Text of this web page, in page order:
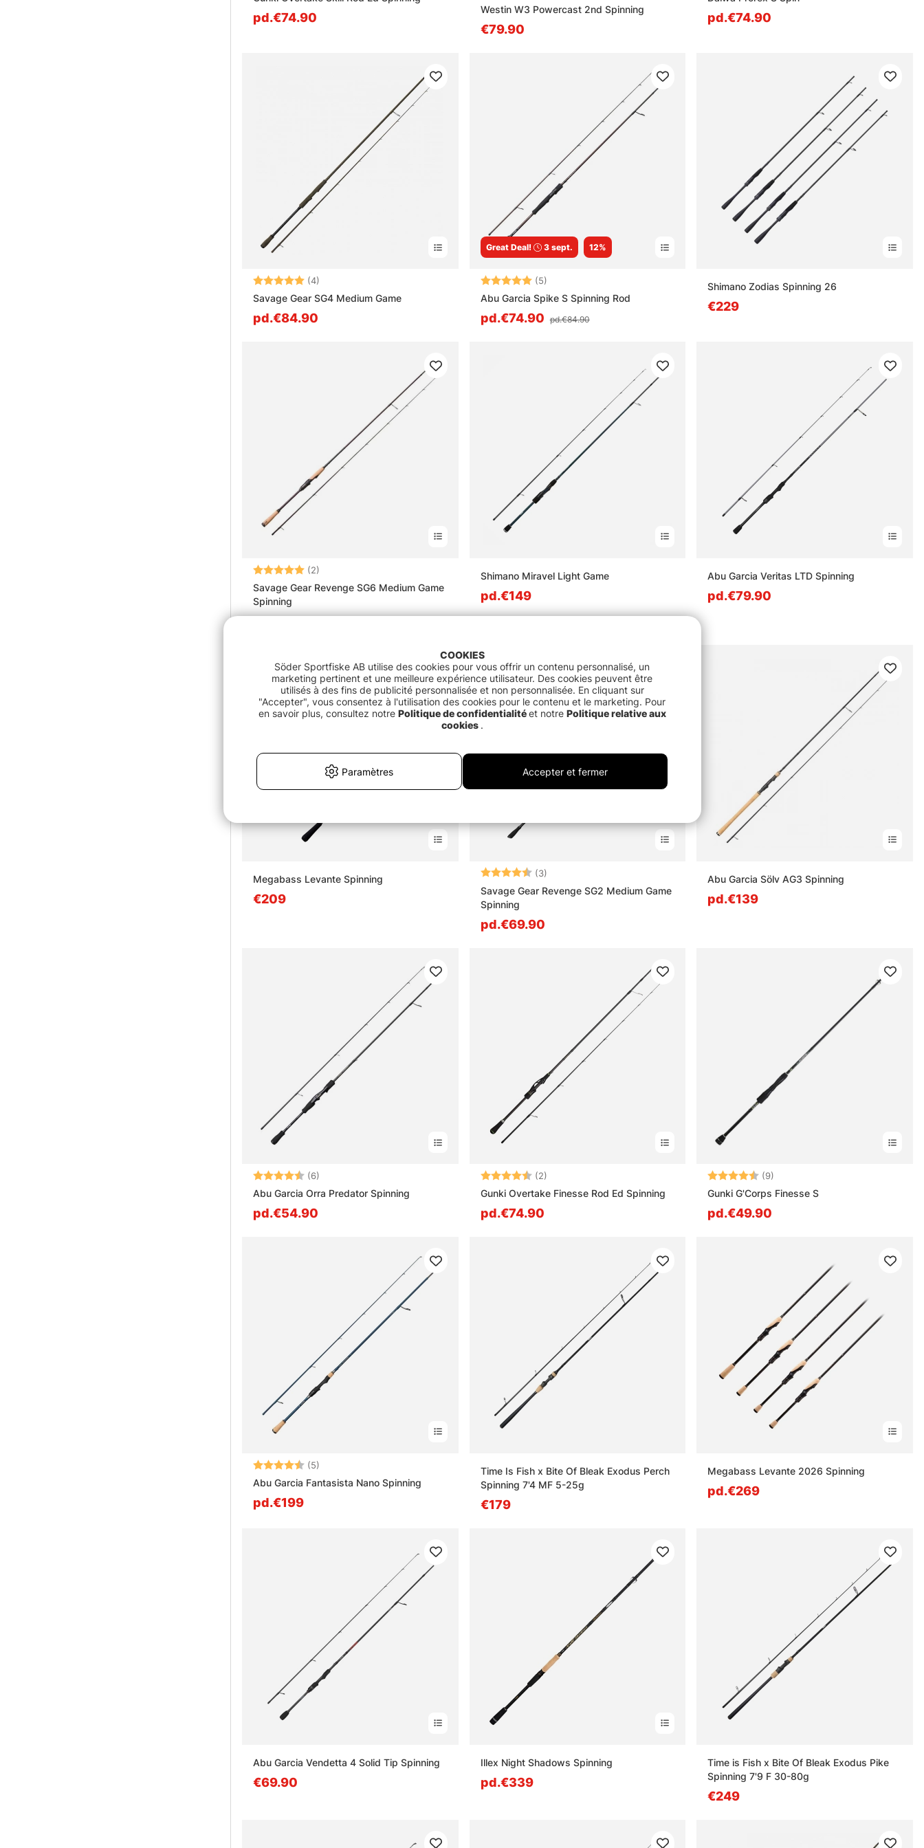
pd.€74.90
Westin W3 Powercast 2nd Spinning
€79.90
pd.€74.90
Note: (4)
Savage Gear SG4 Medium Game
pd.€84.90
Great Deal! 3 sept. 12%
Note: (5)
Abu Garcia Spike S Spinning Rod
pd.€74.90 pd.€84.90
Shimano Zodias Spinning 26
€229
Note: (2)
Savage Gear Revenge SG6 Medium Game
Spinning
Shimano Miravel Light Game
pd.€149
Abu Garcia Veritas LTD Spinning
pd.€79.90
Megabass Levante Spinning
€209
Note: (3)
Savage Gear Revenge SG2 Medium Game
Spinning
pd.€69.90
Abu Garcia Sölv AG3 Spinning
pd.€139
Note: (6)
Abu Garcia Orra Predator Spinning
pd.€54.90
Note: (2)
Gunki Overtake Finesse Rod Ed Spinning
pd.€74.90
Note: (9)
Gunki G'Corps Finesse S
pd.€49.90
Note: (5)
Abu Garcia Fantasista Nano Spinning
pd.€199
Time Is Fish x Bite Of Bleak Exodus Perch
Spinning 7'4 MF 5-25g
€179
Megabass Levante 2026 Spinning
pd.€269
Abu Garcia Vendetta 4 Solid Tip Spinning
€69.90
Illex Night Shadows Spinning
pd.€339
Time is Fish x Bite Of Bleak Exodus Pike
Spinning 7'9 F 30-80g
€249
COOKIES
Söder Sportfiske AB utilise des cookies pour vous offrir un contenu personnalisé, un
marketing pertinent et une meilleure expérience utilisateur. Des cookies peuvent être
utilisés à des fins de publicité personnalisée et non personnalisée. En cliquant sur
"Accepter", vous consentez à l'utilisation des cookies pour le contenu et le marketing. Pour
en savoir plus, consultez notre Politique de confidentialitéet notre Politique relative aux
cookies .
Paramètres Accepter et fermer